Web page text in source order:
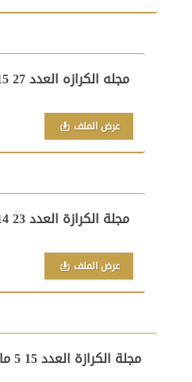
مجله الكرازه العدد 27 15 سبتمبر 2006
عرض الملف
مجلة الكرازة العدد 23 14 يوليو 2006
عرض الملف
مجلة الكرازة العدد 15 5 مايو 2006